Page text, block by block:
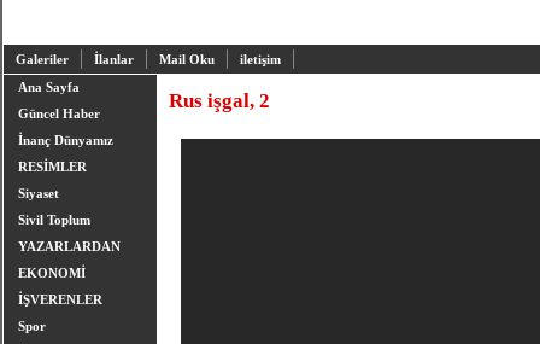
Galeriler İlanlar Mail Oku
iletişim
Ana Sayfa
Güncel Haber
İnanç Dünyamız
RESİMLER
Siyaset
Sivil Toplum
YAZARLARDAN
EKONOMİ
İŞVERENLER
Spor
Rus işgal, 2